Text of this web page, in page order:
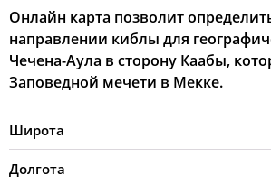
Онлайн карта позволит
направлении киблы для
Чечена-Аула в сторону Каабы,
Заповедной мечети в Мекке.
Широта
Долгота